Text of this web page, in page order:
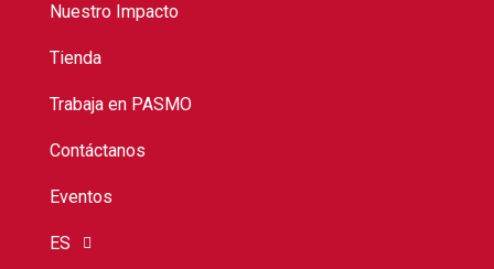
Nuestro Impacto
Tienda
Trabaja en PASMO
Contáctanos
Eventos
ES